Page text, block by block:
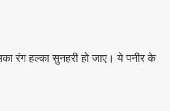
रंग हल्का सुनहरी हो जाए। ये पनीर के